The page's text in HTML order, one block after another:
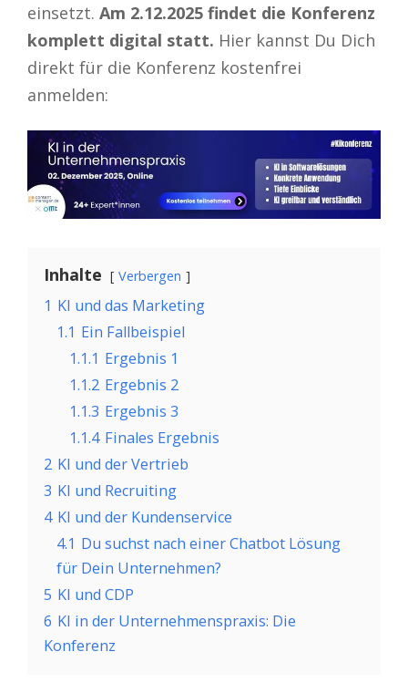
einsetzt. Am 2.12.2025 findet die Konferenz
komplett digital statt. Hier kannst Du Dich
direkt für die Konferenz kostenfrei
anmelden:
Inhalte Verbergen
1 KI und das Marketing
1.1 Ein Fallbeispiel
1.1.1 Ergebnis 1
1.1.2 Ergebnis 2
1.1.3 Ergebnis 3
1.1.4 Finales Ergebnis
2 KI und der Vertrieb
3 KI und Recruiting
4 KI und der Kundenservice
4.1 Du suchst nach einer Chatbot Lösung
für Dein Unternehmen?
5 KI und CDP
6 KI in der Unternehmenspraxis: Die
Konferenz